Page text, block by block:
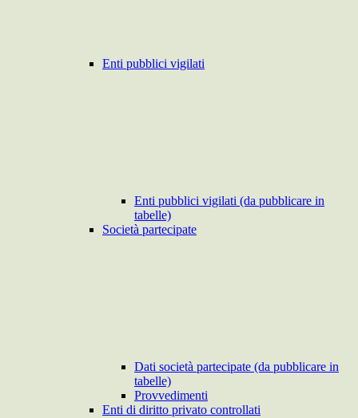
Enti pubblici vigilati
Enti pubblici vigilati (da pubblicare in
tabelle)
Società partecipate
Dati società partecipate (da pubblicare in
tabelle)
Provvedimenti
Enti di diritto privato controllati